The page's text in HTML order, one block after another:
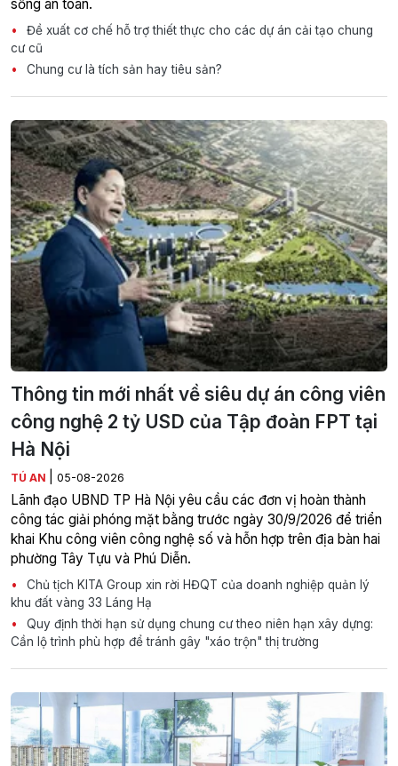
sống an toàn.
Đề xuất cơ chế hỗ trợ thiết thực cho các dự án cải tạo chung
cư cũ
Chung cư là tích sản hay tiêu sản?
Thông tin mới nhất về siêu dự án công viên
công nghệ 2 tỷ USD của Tập đoàn FPT tại
Hà Nội
TÚ AN 05-08-2026
Lãnh đạo UBND TP Hà Nội yêu cầu các đơn vị hoàn thành
công tác giải phóng mặt bằng trước ngày 30/9/2026 để triển
khai Khu công viên công nghệ số và hỗn hợp trên địa bàn hai
phường Tây Tựu và Phú Diễn.
Chủ tịch KITA Group xin rời HĐQT của doanh nghiệp quản lý
khu đất vàng 33 Láng Hạ
Quy định thời hạn sử dụng chung cư theo niên hạn xây dựng:
Cần lộ trình phù hợp để tránh gây "xáo trộn" thị trường